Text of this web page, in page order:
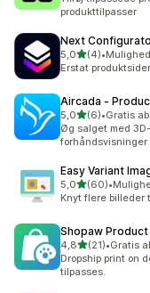
produkttilpasser
Next
5,0ud af 5 stjerner
(4)
4 anmeldelser i alt
•
Erstat
Aircada ‑
5,0ud af 5 stjerner
(6)
6 anmeldelser i alt
•Gratis
Øg salget med
forhåndsvisninger
Easy Variant
5,0ud af 5 stjerner
(60)
60 anmeldelser i
•
Knyt flere billeder
Shopaw
4,8ud af 5 stjerner
(21)
21 anmeldelser i
•Gratis
Dropship print on
tilpasses.